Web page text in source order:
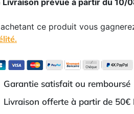
achetant ce produit vous
Garantie satisfait ou remboursé
Livraison offerte à partir de 50€